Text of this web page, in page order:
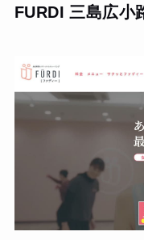
FURDI 三島広小